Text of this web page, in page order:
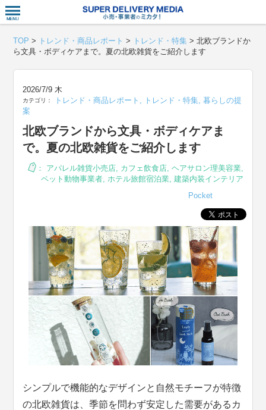
TOP > トレンド・商品レポート > トレンド・特集 >北欧ブランドか
ら文具・ボディケアまで。夏の北欧雑貨をご紹介します
2026/7/9 木
カテゴリ： トレンド・商品レポート , トレンド・特集,暮らしの提
案
北欧ブランドから文具・ボディケアま
で。夏の北欧雑貨をご紹介します
： アパレル雑貨小売店, カフェ飲食店, ヘアサロン理美容業,
ペット動物事業者, ホテル旅館宿泊業, 建築内装インテリア
Pocket
シンプルで機能的なデザインと自然モチーフが特徴
の北欧雑貨は、季節を問わず安定した需要があるカ